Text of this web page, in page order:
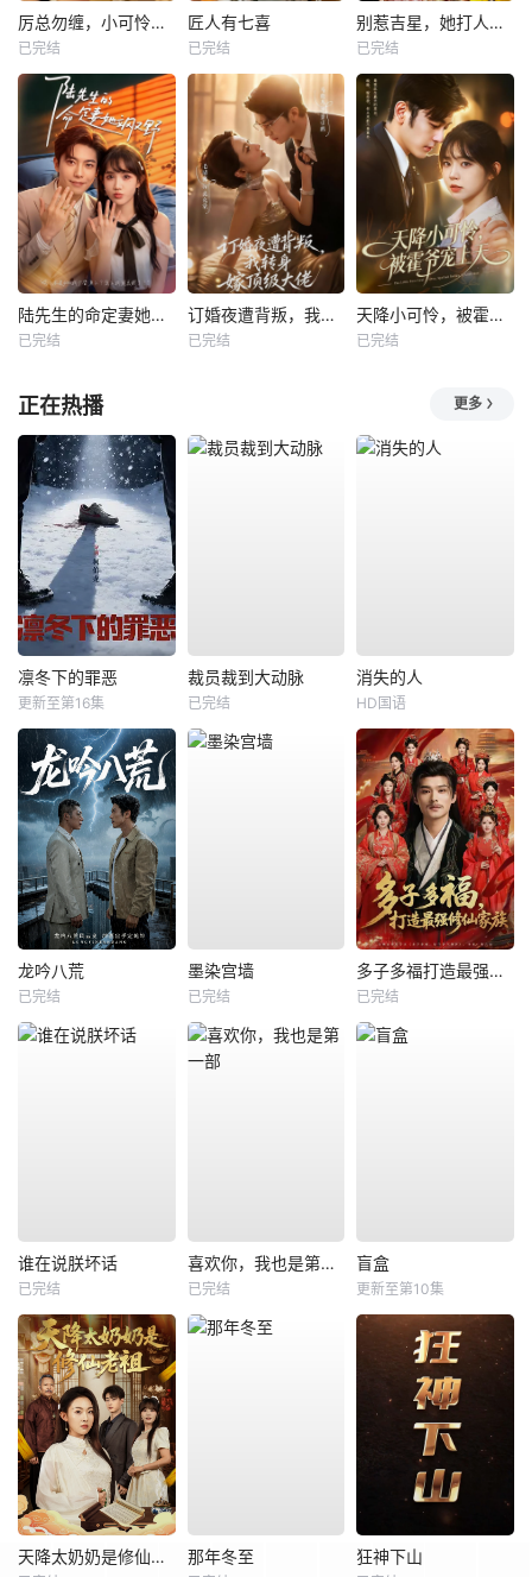
厉总勿缠，小可怜只想当厂妹
已完结
匠人有七喜
已完结
别惹吉星，她打人专打脸
已完结
陆先生的命定妻她飒又野
已完结
订婚夜遭背叛，我转身嫁顶级大佬
已完结
天降小可怜，被霍爷宠上天
已完结
正在热播 更多
凛冬下的罪恶
更新至第16集
裁员裁到大动脉
已完结
消失的人
HD国语
龙吟八荒
已完结
墨染宫墙
已完结
多子多福打造最强修仙家族
已完结
谁在说朕坏话
已完结
喜欢你，我也是第一部
已完结
盲盒
更新至第10集
天降太奶奶是修仙老祖 那年冬至 狂神下山